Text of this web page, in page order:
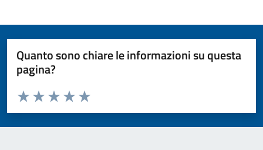
Quanto sono chiare le informazioni su questa
pagina?
Valuta da 1 a 5 stelle la pagina
Valuta 5 stelle su 5
Valuta 4 stelle su 5
Valuta 3 stelle su 5
Valuta 2 stelle su 5
Valuta 1 stelle su 5